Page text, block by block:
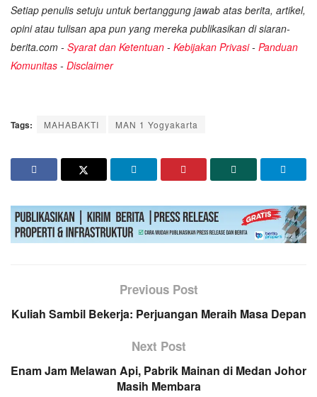
Setiap penulis setuju untuk bertanggung jawab atas berita, artikel,
opini atau tulisan apa pun yang mereka publikasikan di siaran-
berita.com - Syarat dan Ketentuan - Kebijakan Privasi- Panduan
Komunitas - Disclaimer
Tags: MAHABAKTI MAN 1 Yogyakarta
Previous Post
Kuliah Sambil Bekerja: Perjuangan Meraih Masa Depan
Next Post
Enam Jam Melawan Api, Pabrik Mainan di Medan Johor
Masih Membara